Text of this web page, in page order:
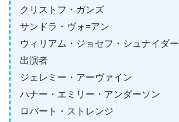
クリストフ・ガンズ
サンドラ・ヴォ=アン
ウィリアム・ジョセフ・シュナイダー
出演者
ジェレミー・アーヴァイン
ハナー・エミリー・アンダーソン
ロバート・ストレンジ